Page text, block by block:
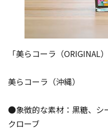
「美らコーラ（
美らコーラ（沖縄）
●象徴的な素材：黒糖、シ
クローブ